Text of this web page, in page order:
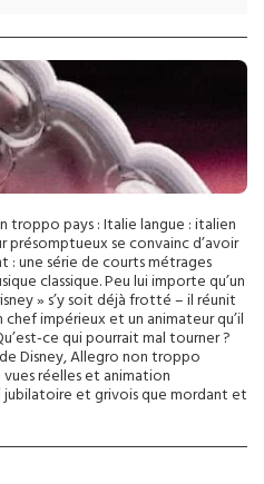
troppo pays : Italie langue : italien
présomptueux se convainc d’avoir
: une série de courts métrages
classique. Peu lui importe qu’un
» s’y soit déjà frotté – il réunit
impérieux et un animateur qu’il
ce qui pourrait mal tourner ?
Disney, Allegro non troppo
réelles et animation
jubilatoire et grivois que mordant et